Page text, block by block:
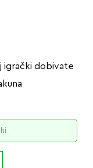
igrački dobivate